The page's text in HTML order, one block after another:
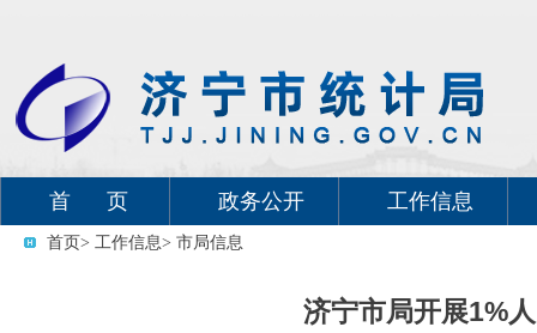
首 页 政务公开 工作信息
首页> 工作信息> 市局信息
济宁市局开展1%